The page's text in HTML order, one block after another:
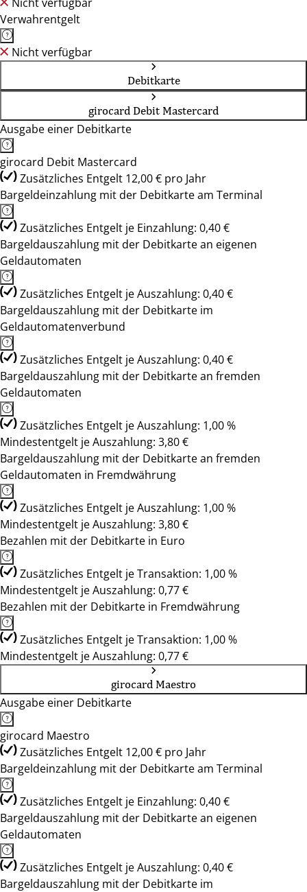
Verwahrentgelt
Nicht verfügbar
Debitkarte
girocard Debit Mastercard
Ausgabe einer Debitkarte
girocard Debit Mastercard
Zusätzliches Entgelt 12,00 € pro Jahr
Bargeldeinzahlung mit der Debitkarte am Terminal
Zusätzliches Entgelt je Einzahlung: 0,40 €
Bargeldauszahlung mit der Debitkarte an eigenen
Geldautomaten
Zusätzliches Entgelt je Auszahlung: 0,40 €
Bargeldauszahlung mit der Debitkarte im
Geldautomatenverbund
Zusätzliches Entgelt je Auszahlung: 0,40 €
Bargeldauszahlung mit der Debitkarte an fremden
Geldautomaten
Zusätzliches Entgelt je Auszahlung: 1,00 %
Mindestentgelt je Auszahlung: 3,80 €
Bargeldauszahlung mit der Debitkarte an fremden
Geldautomaten in Fremdwährung
Zusätzliches Entgelt je Auszahlung: 1,00 %
Mindestentgelt je Auszahlung: 3,80 €
Bezahlen mit der Debitkarte in Euro
Zusätzliches Entgelt je Transaktion: 1,00 %
Mindestentgelt je Auszahlung: 0,77 €
Bezahlen mit der Debitkarte in Fremdwährung
Zusätzliches Entgelt je Transaktion: 1,00 %
Mindestentgelt je Auszahlung: 0,77 €
girocard Maestro
Ausgabe einer Debitkarte
girocard Maestro
Zusätzliches Entgelt 12,00 € pro Jahr
Bargeldeinzahlung mit der Debitkarte am Terminal
Zusätzliches Entgelt je Einzahlung: 0,40 €
Bargeldauszahlung mit der Debitkarte an eigenen
Geldautomaten
Zusätzliches Entgelt je Auszahlung: 0,40 €
Bargeldauszahlung mit der Debitkarte im